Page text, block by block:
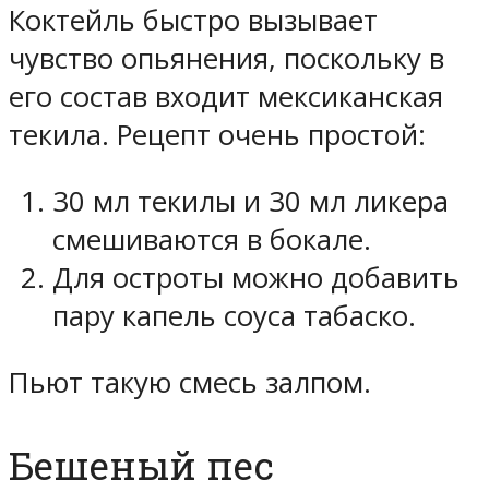
Коктейль быстро вызывает
чувство опьянения, поскольку в
его состав входит мексиканская
текила. Рецепт очень простой:
30 мл текилы и 30 мл ликера
смешиваются в бокале.
Для остроты можно добавить
пару капель соуса табаско.
Пьют такую смесь залпом.
Бешеный пес